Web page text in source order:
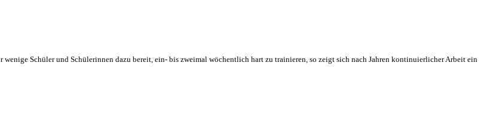
Schüler und Schülerinnen dazu bereit, ein- bis zweimal wöchentlich hart zu trainieren, so zeigt sich nach Jahren kontinuierlicher Arbeit ein